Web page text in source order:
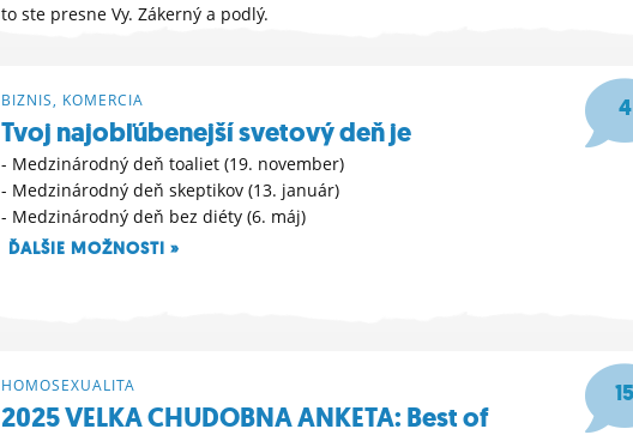
to ste presne Vy. Zákerný a podlý.
4
BIZNIS, KOMERCIA
Tvoj najobľúbenejší svetový deň je
- Medzinárodný deň toaliet (19. november)
- Medzinárodný deň skeptikov (13. január)
- Medzinárodný deň bez diéty (6. máj)
ĎALŠIE MOŽNOSTI »
HOMOSEXUALITA
2025 VELKA CHUDOBNA ANKETA: Best of